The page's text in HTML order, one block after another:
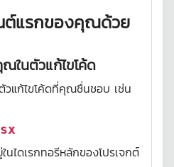
ต์แรกของคุณด้วย
ณในตัวแก้ไขโค้ด
วแก้ไขโค้ดที่คุณชื่นชอบ เช่น
นไดเรกทอรีหลักของโปรเจกต์